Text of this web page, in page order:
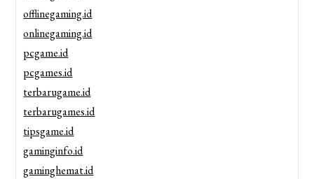
offlinegaming.id
onlinegaming.id
pcgame.id
pcgames.id
terbarugame.id
terbarugames.id
tipsgame.id
gaminginfo.id
gaminghemat.id